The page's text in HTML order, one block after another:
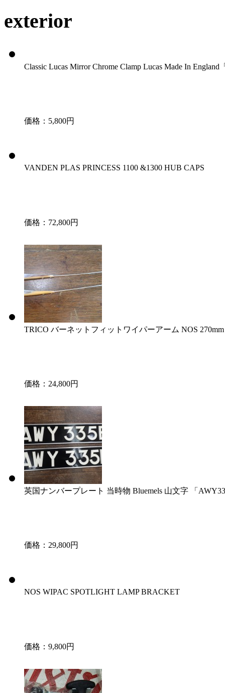
exterior
Classic Lucas Mirror Chrome Clamp Lucas Made In England
価格：5,800円
VANDEN PLAS PRINCESS 1100 &1300 HUB CAPS
価格：72,800円
TRICO バーネットフィットワイパーアーム NOS
価格：24,800円
英国ナンバープレート 当時物 Bluemels 山文字 「
価格：29,800円
NOS WIPAC SPOTLIGHT LAMP BRACKET
価格：9,800円